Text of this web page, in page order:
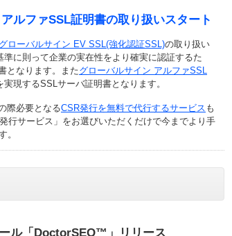
ルファSSL証明書の取り扱いスタート
グローバルサイン EV SSL(強化認証SSL)の取り扱い
に則って企業の実在性をより確実に認証するた
となります。またグローバルサイン アルファSSL
現するSSLサーバ証明書となります。
際必要となるCSR発行を無料で代行するサービス も
行サービス」をお選びいただくだけで今までより手
。
ル「DoctorSEO™」リリース